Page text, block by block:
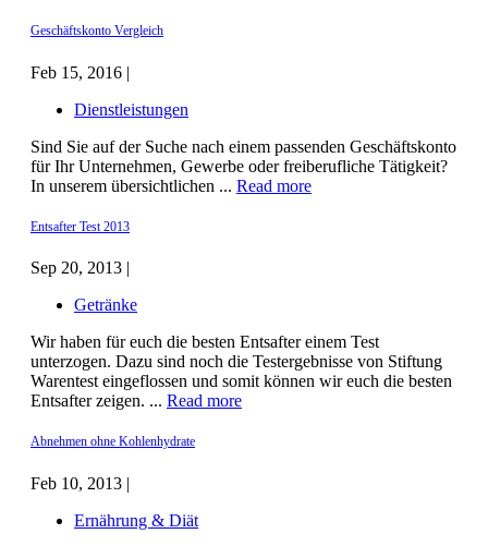
Geschäftskonto Vergleich
Feb 15, 2016 |
Dienstleistungen
Sind Sie auf der Suche nach einem passenden Geschäftskonto
für Ihr Unternehmen, Gewerbe oder freiberufliche Tätigkeit?
In unserem übersichtlichen ... Read more
Entsafter Test 2013
Sep 20, 2013 |
Getränke
Wir haben für euch die besten Entsafter einem Test
unterzogen. Dazu sind noch die Testergebnisse von Stiftung
Warentest eingeflossen und somit können wir euch die besten
Entsafter zeigen. ... Read more
Abnehmen ohne Kohlenhydrate
Feb 10, 2013 |
Ernährung & Diät